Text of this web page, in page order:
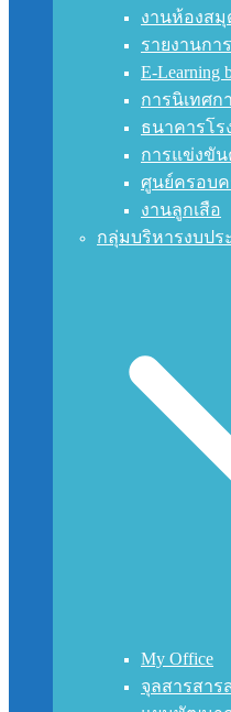
งานห้องสมุ
รายงานกา
E-Learning
การนิเทศก
ธนาคารโร
การแข่งขั
ศูนย์ครอบค
งานลูกเสือ
กลุ่มบริหารงบป
My Office
จุลสารสาร